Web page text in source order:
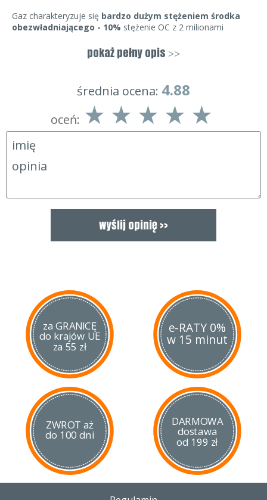
Gaz charakteryzuje się bardzo dużym stężeniem środka
obezwładniającego - 10% stężenie OC z 2 milionami
trwają do 45 minut. Obezwładnia także osoby pod wpływem
alkoholu i narkotyków. Posiada blokadę suwakową
gaz obronny w formie gaśnicy
pojemność: 370 ml
czas działania: ok. 45 min.
zasięg działania gazu: do 10 m
nie powoduje trwałych obrażeń
posiada bezpiecznik zawleczkowy
zawartość substancji: – 10 % OC (olejku pieprzowego)
Sposób przenoszenia / użycia:
1. Nosić tylko w miejscach łatwo dostępnych dla Ciebie, np.
kieszeń. Nie nosić w torebce.
2. Chronić przed przekłuciem, wgnieceniem, temperaturą
4. Dyszę zawsze kieruj w stronę napastnika na wysokości
piersi lub twarzy.
5. W trakcie używania nie zbliżać się do napastnika, jeśli trzeba
skoryguj strumień gazu.
6. Zasięg gazu zawsze zależy od warunków atmosferycznych
takich jak deszcz, mocny wiatr.
7. Po użyciu nawet jeden raz zaleca się wymianę pojemnika na
nowy bez względu na to ile go użyłeś.
8. W razie konieczności etykieta ma nadrukowaną informację
o sposobie udzielenia pomocy przedlekarskiej.
9. Data ważności produktu znajduje się na spodzie pojemnika.
10. Produkt w pełni legalny do samoobrony w Polsce.
pokaż pełny opis >>
średnia ocena: 4.88
oceń:
za GRANICĘ
do krajów UE
za 55 zł
e-RATY 0%
w 15 minut
ZWROT aż
do 100 dni
DARMOWA
dostawa
od 199 zł